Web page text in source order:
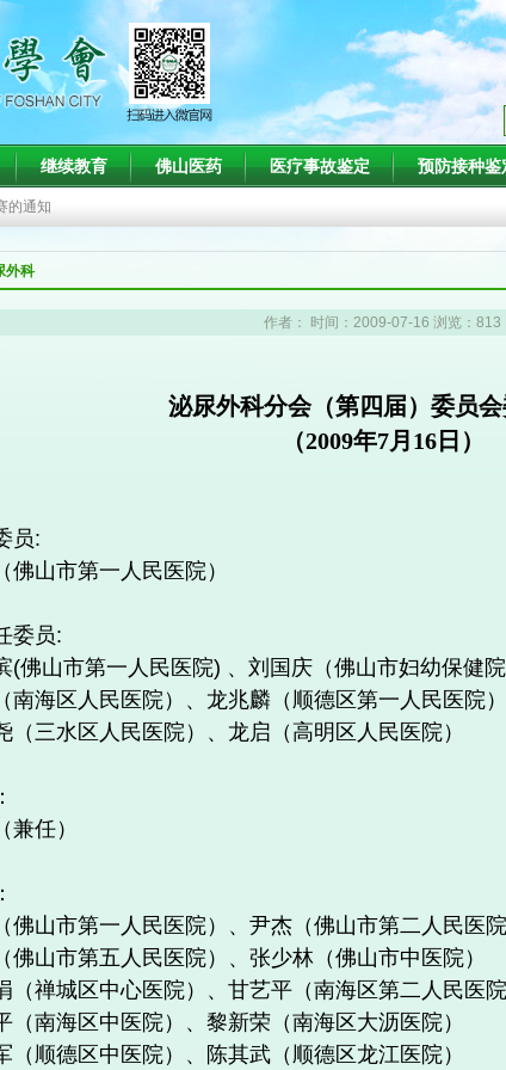
继续教育 佛山医药 医疗事故鉴定 预防接种鉴
知
的通知
通知
二十二届肾脏病与血液净化技术新进展学习班（第一轮）通知
外科
作者： 时间：2009-07-16 浏览：813
泌尿外科分会（第四届）委员
（2009年7月16日）
员:
佛山市第一人民医院）
委员:
(佛山市第一人民医院) 、刘国庆（佛山市妇幼保健院
南海区人民医院）、龙兆麟（顺德区第一人民医院）
（三水区人民医院）、龙启（高明区人民医院）
兼任）
佛山市第一人民医院）、尹杰（佛山市第二人民医院
佛山市第五人民医院）、张少林（佛山市中医院）
（禅城区中心医院）、甘艺平（南海区第二人民医院
（南海区中医院）、黎新荣（南海区大沥医院）
（顺德区中医院）、陈其武（顺德区龙江医院）